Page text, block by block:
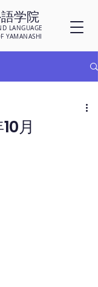
学院
LANGUAGE
YAMANASHI
月